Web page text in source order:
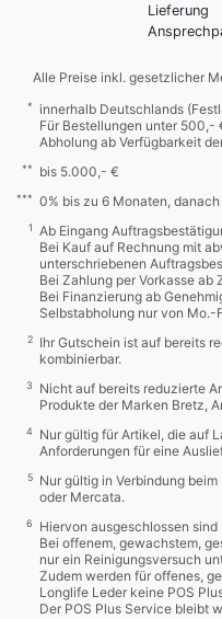
Alle Preise inkl. gesetzlicher
*
innerhalb Deutschlands
Für Bestellungen unter 500,-
Abholung ab Verfügbarkeit
** bis 5.000,- €
*** 0% bis zu 6 Monaten,
1
Ab Eingang
Bei Kauf auf Rechnung mit
unterschriebenen
Bei Zahlung per Vorkasse ab
Bei Finanzierung ab
Selbstabholung nur von Mo.-
2
Ihr Gutschein ist auf bereits
kombinierbar.
3
Nicht auf bereits reduzierte
Produkte der Marken Bretz,
4
Nur gültig für Artikel, die auf
Anforderungen für eine
5
Nur gültig in Verbindung
oder Mercata.
6
Hiervon ausgeschlossen
Bei offenem, gewachstem,
nur ein Reinigungsversuch
Zudem werden für offenes,
Longlife Leder keine POS
Der POS Plus Service bleibt